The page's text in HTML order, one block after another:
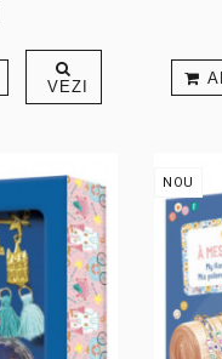
VEZI
NOU